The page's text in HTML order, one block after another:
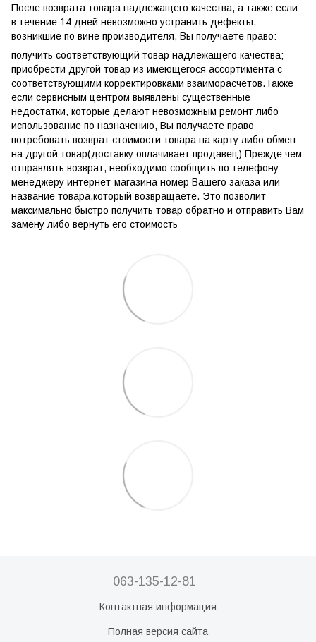
После возврата товара надлежащего качества, а также если
в течение 14 дней невозможно устранить дефекты,
возникшие по вине производителя, Вы получаете право:
получить соответствующий товар надлежащего качества;
приобрести другой товар из имеющегося ассортимента с
соответствующими корректировками взаиморасчетов.Также
если сервисным центром выявлены существенные
недостатки, которые делают невозможным ремонт либо
использование по назначению, Вы получаете право
потребовать возврат стоимости товара на карту либо обмен
на другой товар(доставку оплачивает продавец) Прежде чем
отправлять возврат, необходимо сообщить по телефону
менеджеру интернет-магазина номер Вашего заказа или
название товара,который возвращаете. Это позволит
максимально быстро получить товар обратно и отправить Вам
замену либо вернуть его стоимость
063-135-12-81
Контактная информация
Полная версия сайта